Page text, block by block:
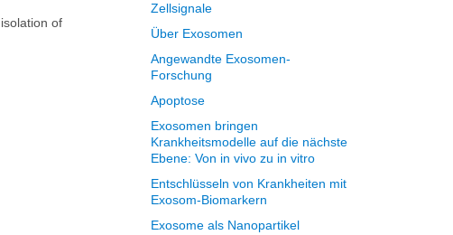
of
Zellsignale
Über Exosomen
Angewandte Exosomen-
Forschung
Apoptose
Exosomen bringen
Krankheitsmodelle auf die nächste
Ebene: Von in vivo zu in vitro
Entschlüsseln von Krankheiten mit
Exosom-Biomarkern
Exosome als Nanopartikel